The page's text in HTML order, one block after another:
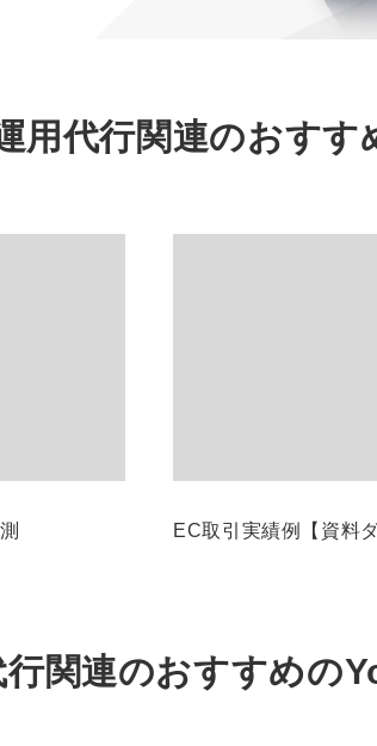
用代行関連のおすす
EC取引実績例【資料
関連のおすすめの